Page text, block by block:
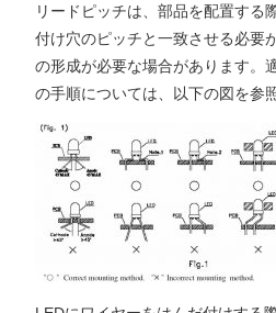
リードピッチは、部品を配置する
付け穴のピッチと一致させる必要
の形成が必要な場合があります。
の手順については、以下の図を参